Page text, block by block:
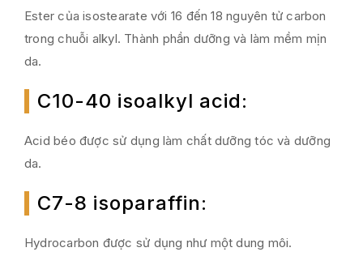
Ester của isostearate với 16 đến 18 nguyên tử carbon
trong chuỗi alkyl. Thành phần dưỡng và làm mềm mịn
da.
C10-40 isoalkyl acid:
Acid béo được sử dụng làm chất dưỡng tóc và dưỡng
da.
C7-8 isoparaffin:
Hydrocarbon được sử dụng như một dung môi.